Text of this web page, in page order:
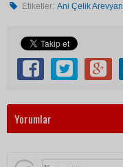
Etiketler: Ani Çelik Arevyan
Yorumlar